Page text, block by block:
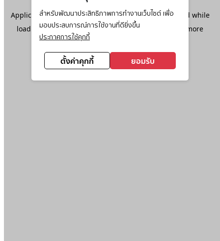
สำหรับพัฒนาประสิทธิภาพการทำงานเว็บไซต์ เพื่อ
มอบประสบการณ์การใช้งานที่ดียิ่งขึ้น
ประกาศการใช้คุกกี้
ตั้งค่าคุกกี้ ยอมรับ
Application error: aclient-side exception has occurred while
loadingwww.ktc.co.th(see the browser console
for more
information).